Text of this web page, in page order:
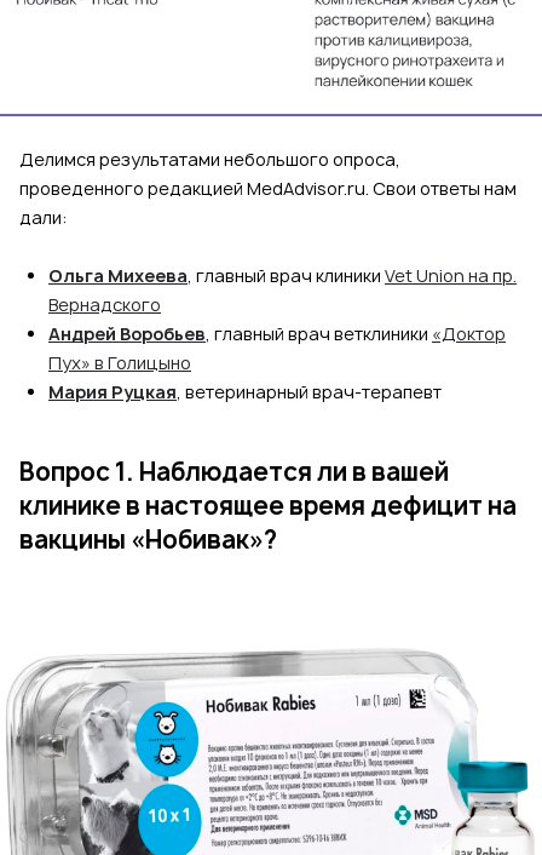
Делимся результатами небольшого опроса,
проведенного редакцией MedAdvisor.ru. Свои ответы нам
дали:
Ольга Михеева, главный врач клиники Vet Union на пр.
Вернадского
Андрей Воробьев, главный врач ветклиники «Доктор
Пух» в Голицыно
Мария Руцкая, ветеринарный врач-терапевт
Вопрос 1. Наблюдается ли в вашей
клинике в настоящее время дефицит на
вакцины «Нобивак»?